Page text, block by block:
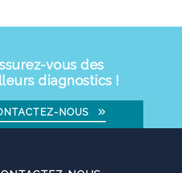
vous des
diagnostics !
NOUS